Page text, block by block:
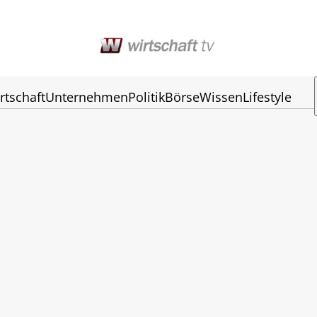
UnternehmenPolitikBörseWissenLifestyle